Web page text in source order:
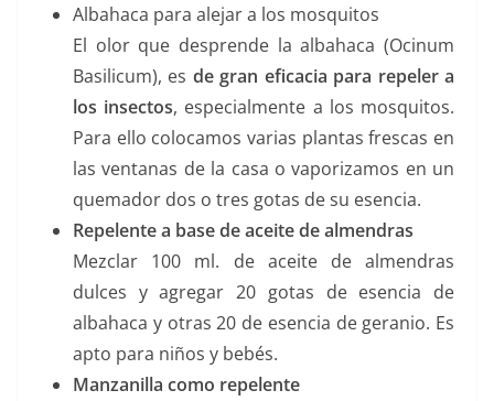
Albahaca para alejar a los mosquitos
El olor que desprende la albahaca (Ocinum
Basilicum), es de gran eficacia para repeler a
los insectos, especialmente a los mosquitos.
Para ello colocamos varias plantas frescas en
las ventanas de la casa o vaporizamos en un
quemador dos o tres gotas de su esencia.
Repelente a base de aceite de almendras
Mezclar 100 ml. de aceite de almendras
dulces y agregar 20 gotas de esencia de
albahaca y otras 20 de esencia de geranio. Es
apto para niños y bebés.
Manzanilla como repelente